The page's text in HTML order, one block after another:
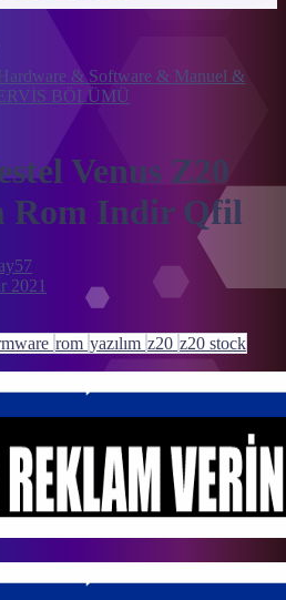
& Software & Manuel &
BÖLÜMÜ
Venus Z20
Rom Indir Qfil
2021
rom yazılım z20 z20 stock